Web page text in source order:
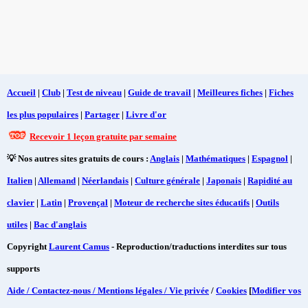
Accueil | Club | Test de niveau | Guide de travail | Meilleures fiches | Fiches
les plus populaires | Partager | Livre d'or
Recevoir 1 leçon gratuite par semaine
💡 Nos autres sites gratuits de cours : Anglais | Mathématiques | Espagnol |
Italien | Allemand | Néerlandais | Culture générale | Japonais | Rapidité au
clavier | Latin | Provençal | Moteur de recherche sites éducatifs | Outils
utiles | Bac d'anglais
CopyrightLaurent Camus - Reproduction/traductions interdites sur tous
supports
Aide / Contactez-nous / Mentions légales / Vie privée / Cookies [Modifier vos